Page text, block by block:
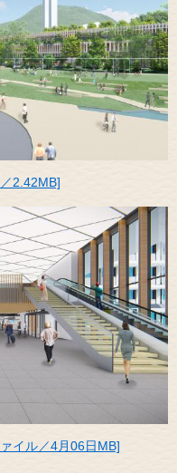
2.42MB]
イル／4月06日MB]